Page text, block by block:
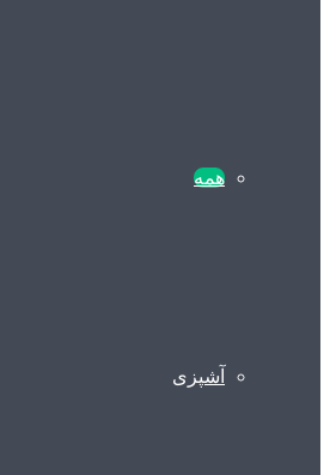
همه
آشپزی